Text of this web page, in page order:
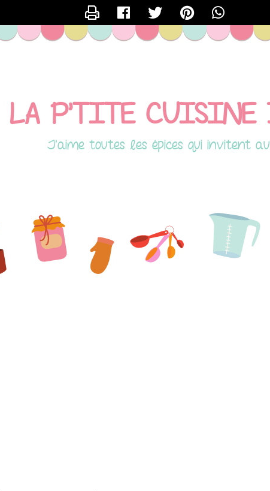
LA P'TITE CUISINE
J'aime toutes les épices qui invitent
CONTACTER SEVERINE